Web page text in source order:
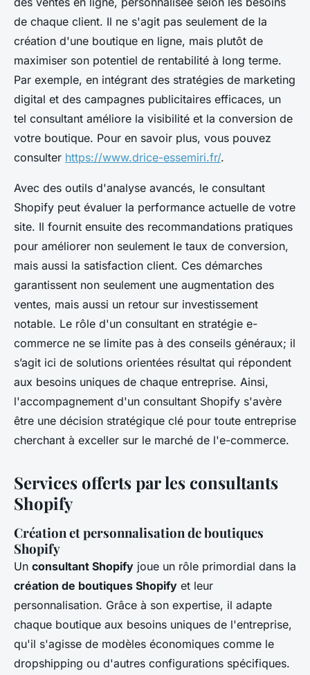
de chaque client. Il ne s'agit pas seulement de la
création d'une boutique en ligne, mais plutôt de
maximiser son potentiel de rentabilité à long terme.
Par exemple, en intégrant des stratégies de marketing
digital et des campagnes publicitaires efficaces, un
tel consultant améliore la visibilité et la conversion de
votre boutique. Pour en savoir plus, vous pouvez
consulter https://www.drice-essemiri.fr/.
Avec des outils d'analyse avancés, le consultant
Shopify peut évaluer la performance actuelle de votre
site. Il fournit ensuite des recommandations pratiques
pour améliorer non seulement le taux de conversion,
mais aussi la satisfaction client. Ces démarches
garantissent non seulement une augmentation des
ventes, mais aussi un retour sur investissement
notable. Le rôle d'un consultant en stratégie e-
commerce ne se limite pas à des conseils généraux; il
s’agit ici de solutions orientées résultat qui répondent
aux besoins uniques de chaque entreprise. Ainsi,
l'accompagnement d'un consultant Shopify s'avère
être une décision stratégique clé pour toute entreprise
cherchant à exceller sur le marché de l'e-commerce.
Services offerts par les consultants
Shopify
Création et personnalisation de boutiques
Shopify
Un consultant Shopify joue un rôle primordial dans la
création de boutiques Shopify et leur
personnalisation. Grâce à son expertise, il adapte
chaque boutique aux besoins uniques de l'entreprise,
qu'il s'agisse de modèles économiques comme le
dropshipping ou d'autres configurations spécifiques.